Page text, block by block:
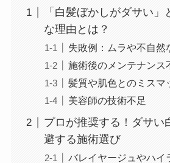
「白髪ぼかしがダサい
な理由とは？
失敗例：ムラや不自然
施術後のメンテナンス
髪質や肌色とのミスマ
美容師の技術不足
プロが推奨する！ダサい
避する施術選び
バレイヤージュやハイ